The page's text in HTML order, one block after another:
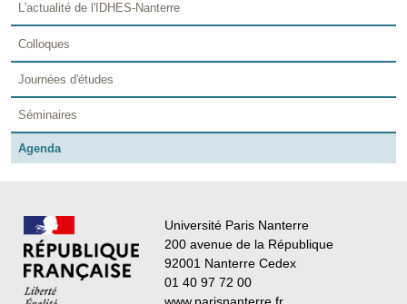
L'actualité de l'IDHES-Nanterre
Colloques
Journées d'études
Séminaires
Agenda
Université Paris Nanterre
200 avenue de la République
92001 Nanterre Cedex
01 40 97 72 00